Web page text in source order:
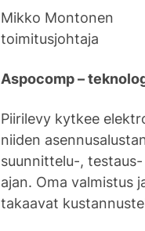
Mikko Montonen
toimitusjohtaja
Aspocomp –
Piirilevy kytkee
niiden
suunnittelu-,
ajan. Oma valmistus
takaavat